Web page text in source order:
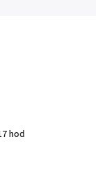
hod